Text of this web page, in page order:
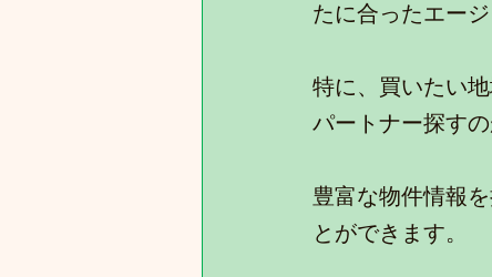
たに合ったエー
特に、買いたい
パートナー探す
豊富な物件情報
とができます。